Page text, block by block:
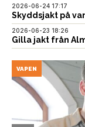
2026-06-24 17:17
Skyddsjakt på
2026-06-23 18:26
Gilla jakt från
VAPEN